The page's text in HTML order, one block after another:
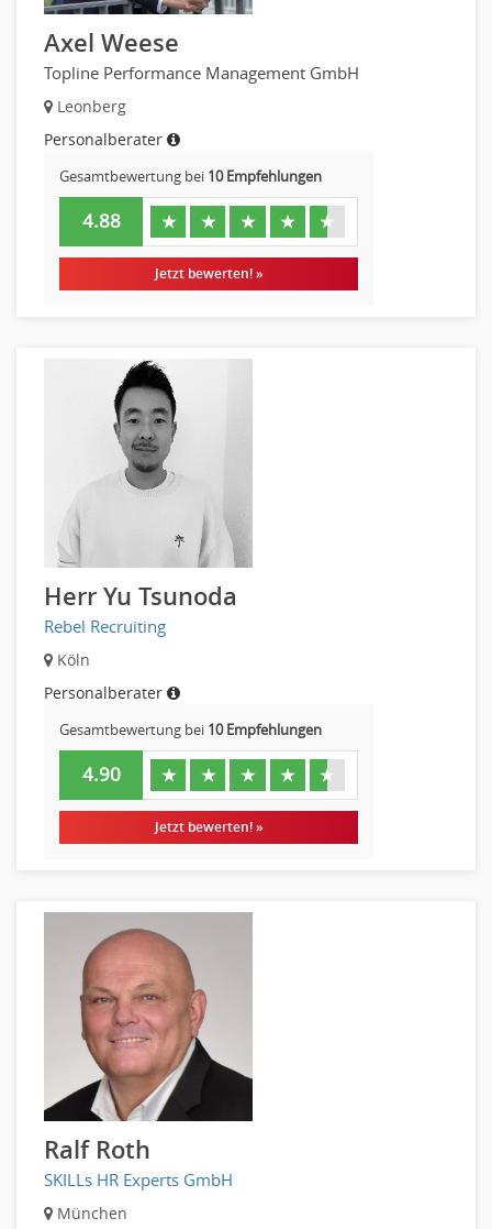
Axel Weese
Topline Performance Management GmbH
Leonberg
Personalberater
Gesamtbewertung bei 10 Empfehlungen
4.88 ★ ★ ★ ★ ★
Jetzt bewerten! »
Herr Yu Tsunoda
Rebel Recruiting
Köln
Personalberater
Gesamtbewertung bei 10 Empfehlungen
4.90 ★ ★ ★ ★ ★
Jetzt bewerten! »
Ralf Roth
SKILLs HR Experts GmbH
München